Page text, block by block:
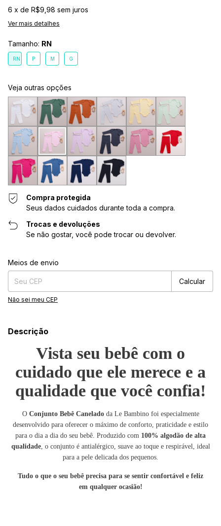
6 x de R$9,98 sem juros
Ver mais detalhes
Tamanho: RN
RN P M G
Veja outras opções
Compra protegida
Seus dados cuidados durante toda a compra.
Trocas e devoluções
Se não gostar, você pode trocar ou devolver.
Entregas para o CEP:
Meios de envio
Calcular
Não sei meu CEP
Descrição
Vista seu bebê com o
cuidado que ele merece e a
qualidade que você confia!
O Conjunto Bebê Caneladoda Le Bambino foi especialmente
desenvolvido para oferecer o máximo de conforto, praticidade e estilo
para o dia a dia do seu bebê. Produzido com 100% algodão de alta
qualidade, o conjunto é antialérgico, suave ao toque e respirável, ideal
para a pele delicada dos pequenos.
Tudo o que o seu bebê precisa para se sentir confortável e feliz
em qualquer ocasião!